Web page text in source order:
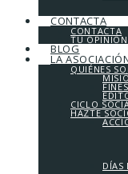
CONTACTA
CONTACTA
TU
BLOG
LA
QUIÉNES
CICLO
HAZTE
DÍAS